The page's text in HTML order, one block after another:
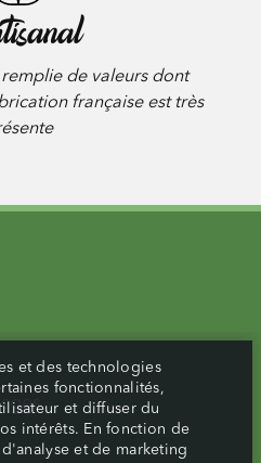
de valeurs dont
française est très
et des technologies
fonctionnalités,
et diffuser du
intérêts. En fonction de
et de marketing